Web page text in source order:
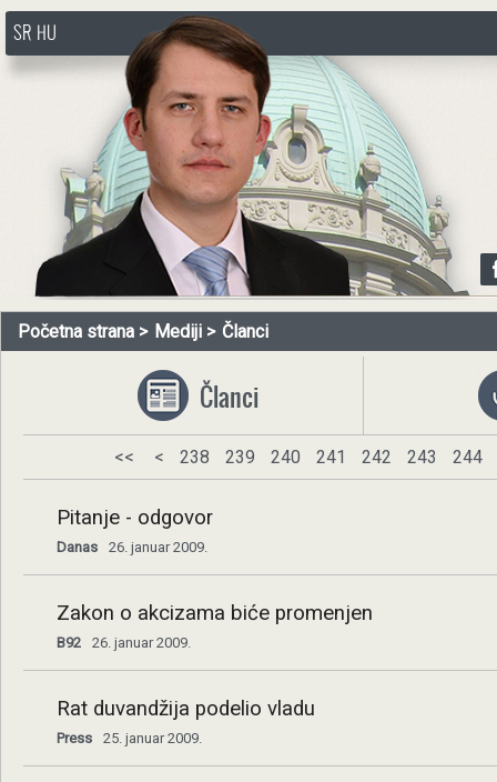
http://www.pasztorbalint.rs/sr
SR HU
Početna strana Mediji Članci
Članci
<< < 238 239 240 241 242 243 244
Pitanje - odgovor
Danas 26. januar 2009.
Zakon o akcizama biće promenjen
B92 26. januar 2009.
Rat duvandžija podelio vladu
Press 25. januar 2009.